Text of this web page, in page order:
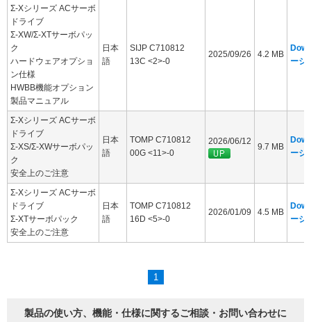
Σ-Xシリーズ ACサーボ
ドライブ
Σ-XW/Σ-XTサーボパッ
ク
ハードウェアオプショ
ン仕様
HWBB機能オプション
製品マニュアル
日本
語
SIJP C710812
13C <2>-0
2025/09/26 4.2 MB
ージ
Σ-Xシリーズ ACサーボ
ドライブ
Σ-XS/Σ-XWサーボパッ
ク
安全上のご注意
日本
語
TOMP C710812
00G <11>-0
2026/06/12
9.7 MB
ージ
Σ-Xシリーズ ACサーボ
ドライブ
Σ-XTサーボパック
安全上のご注意
日本
語
TOMP C710812
16D <5>-0
2026/01/09 4.5 MB
ージ
1
製品の使い方、機能・仕様に関するご相談・お問い合わせに